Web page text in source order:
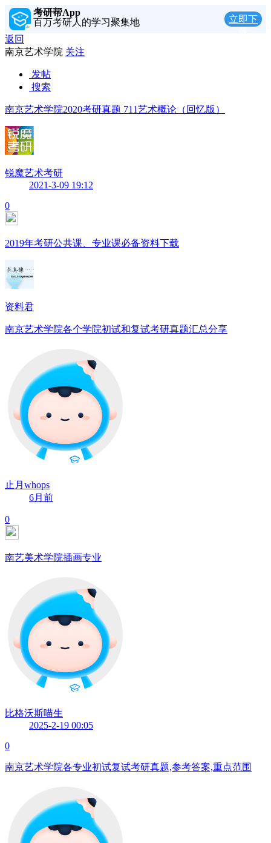
考研帮App
百万考研人的学习聚集地
立即下
返回
南京艺术学院 关注
发帖
搜索
南京艺术学院2020考研真题 711艺术概论（回忆版）
锐魔艺术考研
2021-3-09 19:12
0
2019年考研公共课、专业课必备资料下载
资料君
南京艺术学院各个学院初试和复试考研真题汇总分享
止月whops
6月前
0
南艺美术学院插画专业
比格沃斯喵生
2025-2-19 00:05
0
南京艺术学院各专业初试复试考研真题,参考答案,重点范围